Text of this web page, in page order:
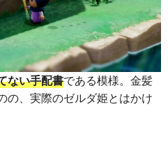
ない手配書である模様。金髪
の、実際のゼルダ姫とはかけ